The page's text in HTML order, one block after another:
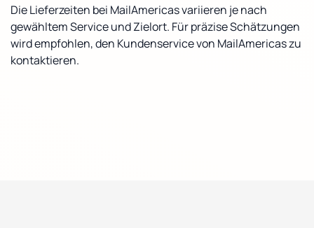
Die Lieferzeiten bei MailAmericas variieren je nach
gewähltem Service und Zielort. Für präzise Schätzungen
wird empfohlen, den Kundenservice von MailAmericas zu
kontaktieren.